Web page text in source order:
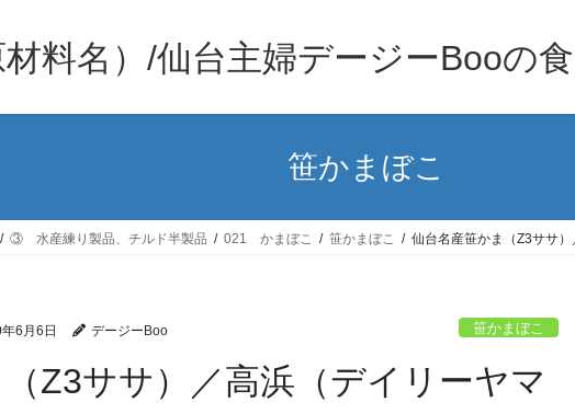
料名）/仙台主婦デージーBooの
笹かまぼこ
③ 水産練り製品、チルド半製品 021 かまぼこ 笹かまぼこ 仙台名産笹かま（Z3ササ）
6月6日 デージーBoo 笹かまぼこ
Z3ササ）／高浜（デイリーヤマ